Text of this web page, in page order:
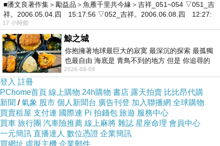
女力紀念有兩款，小冰的是勇者無懼.
■潘文良著作集＞勵益品＞魚雁千里共今緣＞吉祥_051~054 ▽051_吉
祥。2006.05.04.四 15:17:56 ▽052_吉祥。2006.06.08.四 12:27:
17 小時前
鯨之城
你抱擁著地球最巨大的寂寞 最深沉的探索 最孤獨
也最自由 海底是 青鳥不到的地方 但是 你追尋的
幸福 可以比珍珠更
2026-08-09
登入 註冊
PChome首頁 線上購物 24h購物 書店 露天拍賣 比比昂代購
新聞 /氣象 股市 個人新聞台 廣告刊登 加入聯播網 全球購物
買賣租屋 支付連 國際連 Pi 拍錢包 旅遊 服務中心
買車 旅行團 汽車險推薦 線上麻將 雜誌 星座命理 會員中心
一元簡訊 直播達人 數位憑證 企業簡訊
買網址 虛擬主機 企業郵件